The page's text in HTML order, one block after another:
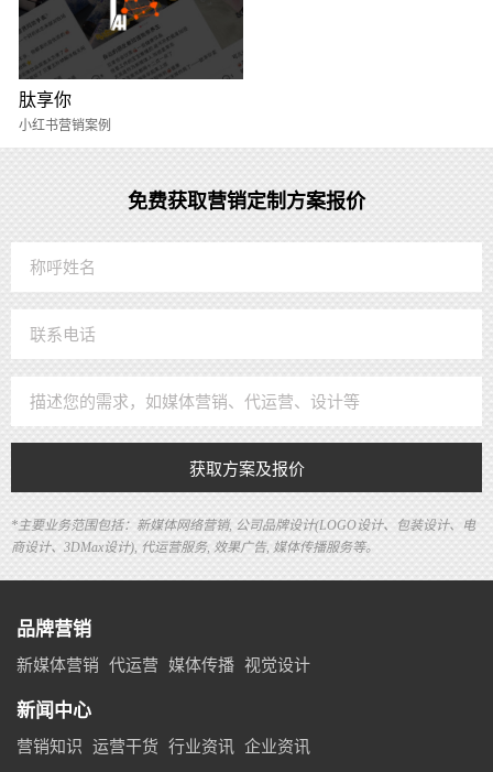
肽享你
小红书营销案例
免费获取营销定制方案报价
获取方案及报价
*主要业务范围包括：新媒体网络营销, 公司品牌设计(LOGO设计、包装设计、电
商设计、3DMax设计), 代运营服务, 效果广告, 媒体传播服务等。
品牌营销
新媒体营销 代运营 媒体传播 视觉设计
新闻中心
营销知识 运营干货 行业资讯 企业资讯